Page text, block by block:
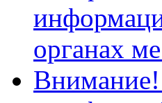
органах
Внимание!